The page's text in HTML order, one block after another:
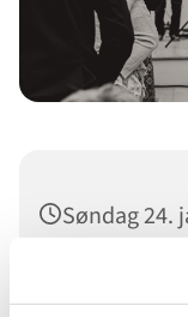
Søndag 24.